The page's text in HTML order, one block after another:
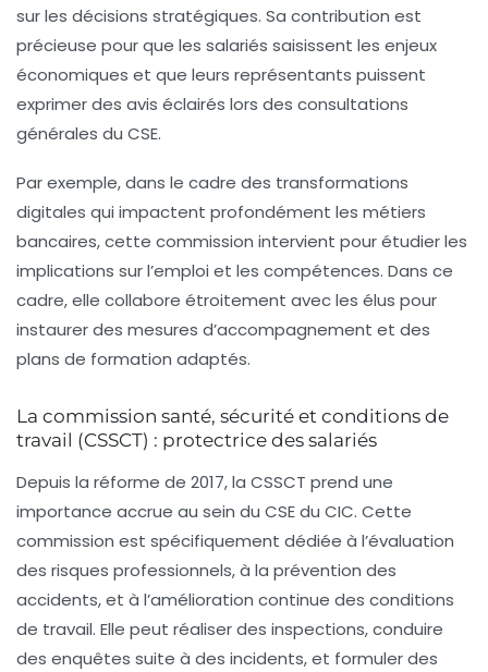
sur les décisions stratégiques. Sa contribution est
précieuse pour que les salariés saisissent les enjeux
économiques et que leurs représentants puissent
exprimer des avis éclairés lors des consultations
générales du CSE.
Par exemple, dans le cadre des transformations
digitales qui impactent profondément les métiers
bancaires, cette commission intervient pour étudier les
implications sur l’emploi et les compétences. Dans ce
cadre, elle collabore étroitement avec les élus pour
instaurer des mesures d’accompagnement et des
plans de formation adaptés.
La commission santé, sécurité et conditions de
travail (CSSCT) : protectrice des salariés
Depuis la réforme de 2017, la CSSCT prend une
importance accrue au sein du CSE du CIC. Cette
commission est spécifiquement dédiée à l’évaluation
des risques professionnels, à la prévention des
accidents, et à l’amélioration continue des conditions
de travail. Elle peut réaliser des inspections, conduire
des enquêtes suite à des incidents, et formuler des